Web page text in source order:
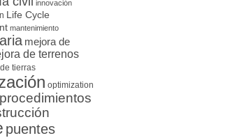
innovación
Life Cycle
mantenimiento
mejora de
de terrenos
tierras
optimization
procedimientos
puentes